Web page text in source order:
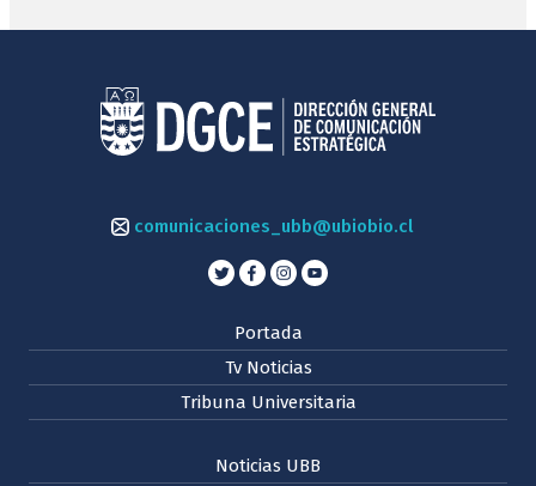
comunicaciones_ubb@ubiobio.cl
Portada
Tv Noticias
Tribuna Universitaria
Noticias UBB